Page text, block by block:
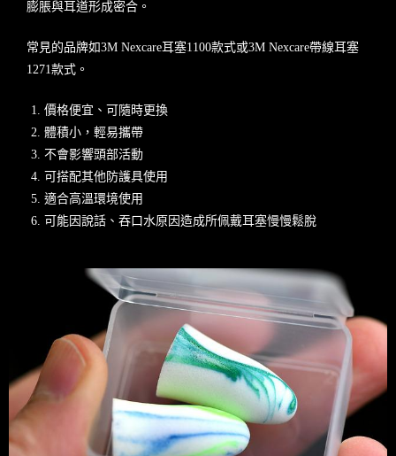
膨脹與耳道形成密合。
常見的品牌如3M Nexcare耳塞1100款式或3M Nexcare帶線耳塞
1271款式。
價格便宜、可隨時更換
體積小，輕易攜帶
不會影響頭部活動
可搭配其他防護具使用
適合高溫環境使用
可能因說話、吞口水原因造成所佩戴耳塞慢慢鬆脫